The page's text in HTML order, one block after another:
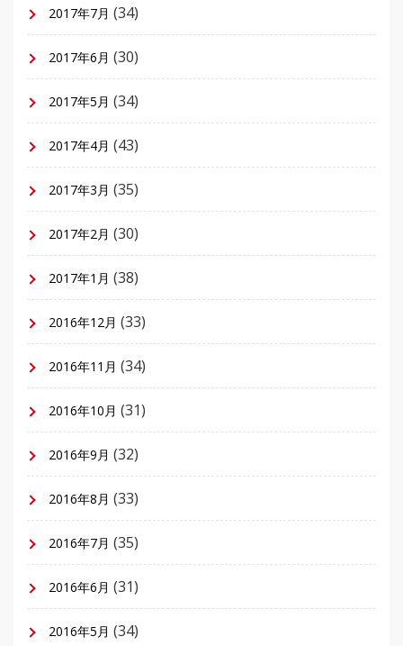
2017年7月 (34)
2017年6月 (30)
2017年5月 (34)
2017年4月 (43)
2017年3月 (35)
2017年2月 (30)
2017年1月 (38)
2016年12月 (33)
2016年11月 (34)
2016年10月 (31)
2016年9月 (32)
2016年8月 (33)
2016年7月 (35)
2016年6月 (31)
2016年5月 (34)